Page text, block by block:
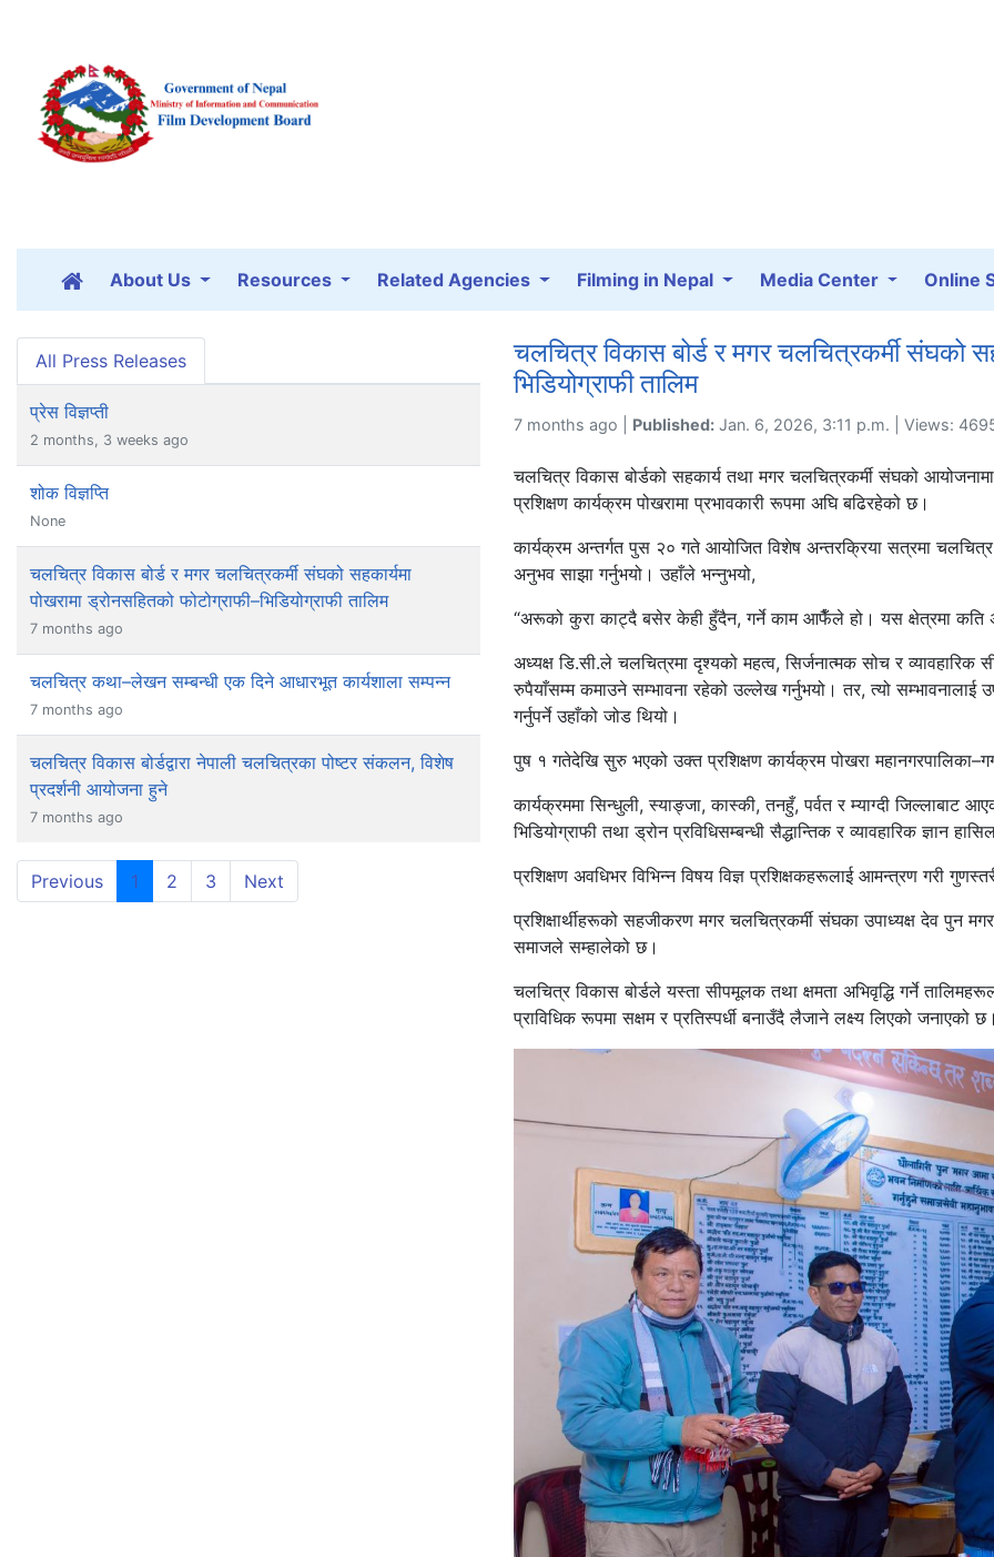
About Us Resources Related Agencies Filming in Nepal Media Center Online
All Press Releases
प्रेस विज्ञप्ती
2 months, 3 weeks ago
शोक विज्ञप्ति
None
चलचित्र विकास बोर्ड र मगर चलचित्रकर्मी संघको सहकार्यमा
पोखरामा ड्रोनसहितको फोटोग्राफी–भिडियोग्राफी तालिम
7 months ago
चलचित्र कथा–लेखन सम्बन्धी एक दिने आधारभूत कार्यशाला सम्पन्न
7 months ago
चलचित्र विकास बोर्डद्वारा नेपाली चलचित्रका पोष्टर संकलन, विशेष
प्रदर्शनी आयोजना हुने
7 months ago
Previous 1 (current)
2 3 Next
चलचित्र विकास बोर्ड र मगर चलचित्रकर्मी संघको
भिडियोग्राफी तालिम
7 months ago | Published: Jan. 6, 2026, 3:11 p.m. | Views:
चलचित्र विकास बोर्डको सहकार्य तथा मगर चलचित्रकर्मी संघको
प्रशिक्षण कार्यक्रम पोखरामा प्रभावकारी रूपमा अघि बढिरहेको छ।
कार्यक्रम अन्तर्गत पुस २० गते आयोजित विशेष अन्तरक्रिया सत्रमा चलचित्र
अनुभव साझा गर्नुभयो। उहाँले भन्नुभयो,
“अरूको कुरा काट्दै बसेर केही हुँदैन, गर्ने काम आफैँले हो। यस क्षेत्रमा कति
अध्यक्ष डि.सी.ले चलचित्रमा दृश्यको महत्व, सिर्जनात्मक सोच र व्यावहारिक
रुपैयाँसम्म कमाउने सम्भावना रहेको उल्लेख गर्नुभयो। तर, त्यो सम्भावनालाई
गर्नुपर्ने उहाँको जोड थियो।
पुष १ गतेदेखि सुरु भएको उक्त प्रशिक्षण कार्यक्रम पोखरा
कार्यक्रममा सिन्धुली, स्याङ्जा, कास्की, तनहुँ, पर्वत र म्याग्दी जिल्लाबाट
भिडियोग्राफी तथा ड्रोन प्रविधिसम्बन्धी सैद्धान्तिक र व्यावहारिक ज्ञान
प्रशिक्षण अवधिभर विभिन्न विषय विज्ञ प्रशिक्षकहरूलाई आमन्त्रण गरी
प्रशिक्षार्थीहरूको सहजीकरण मगर चलचित्रकर्मी संघका उपाध्यक्ष देव पुन
समाजले सम्हालेको छ।
चलचित्र विकास बोर्डले यस्ता सीपमूलक तथा क्षमता अभिवृद्धि गर्ने
प्राविधिक रूपमा सक्षम र प्रतिस्पर्धी बनाउँदै लैजाने लक्ष्य लिएको जनाएको